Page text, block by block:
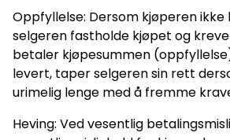
Oppfyllelse: Dersom kjøperen
selgeren fastholde kjøpet og
betaler kjøpesummen
levert, taper selgeren sin rett
urimelig lenge med å fremme
Heving: Ved vesentlig